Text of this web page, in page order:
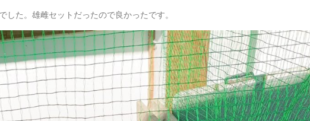
た。雄雌セットだったので良かったです。